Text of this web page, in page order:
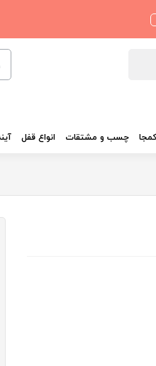
چسب و مشتقات انواع قفل